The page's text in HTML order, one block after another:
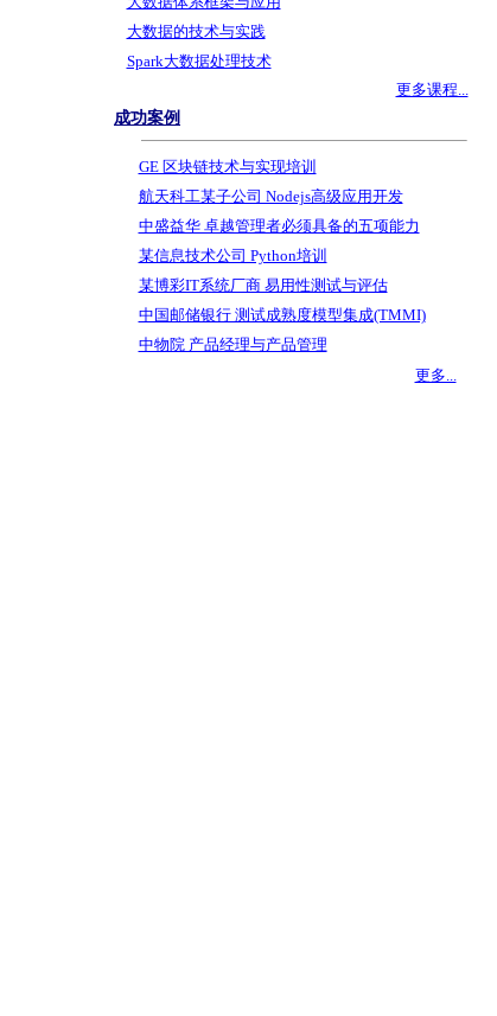
大数据的技术与实践
Spark大数据处理技术
更多课程...
成功案例
GE 区块链技术与实现培训
航天科工某子公司 Nodejs高级应用开发
中盛益华 卓越管理者必须具备的五项能力
某信息技术公司 Python培训
某博彩IT系统厂商 易用性测试与评估
中国邮储银行 测试成熟度模型集成(TMMI)
中物院 产品经理与产品管理
更多...